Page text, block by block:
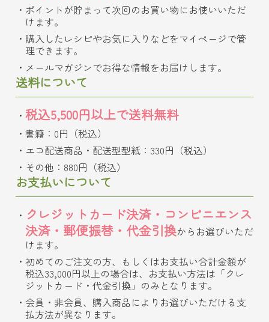
ポイントが貯まって次回のお買い物にお使いいただ
けます。
購入したレシピやお気に入りなどをマイページで管
理できます。
メールマガジンでお得な情報をお届けします。
送料について
税込5,500円以上で送料無料
書籍：0円（税込）
エコ配送商品・配送型型紙：330円（税込）
その他：880円（税込）
お支払いについて
クレジットカード決済・コンビニエンス
決済・郵便振替・代金引換からお選びいただ
けます。
初めてのご注文の方、もしくはお支払い合計金額が
税込33,000円以上の場合は、お支払い方法は「クレ
ジットカード・代金引換」のみとなります。
会員・非会員、購入商品によりお選びいただける支
払方法が異なります。